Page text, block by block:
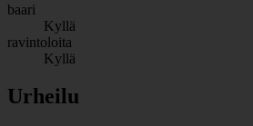
baari
Kyllä
ravintoloita
Kyllä
Urheilu